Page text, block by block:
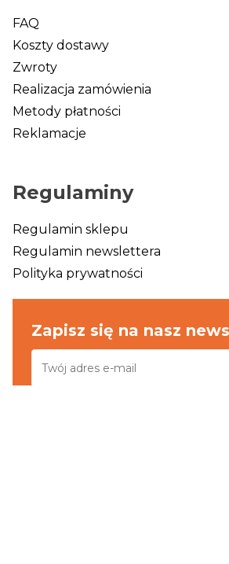
FAQ
Koszty dostawy
Zwroty
Realizacja zamówienia
Metody płatności
Reklamacje
Regulaminy
Regulamin sklepu
Regulamin newslettera
Polityka prywatności
Zapisz się na nasz